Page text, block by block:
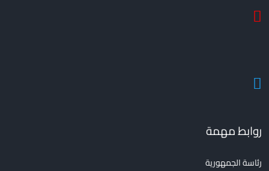
روابط مهمة
رئاسة الجمهورية